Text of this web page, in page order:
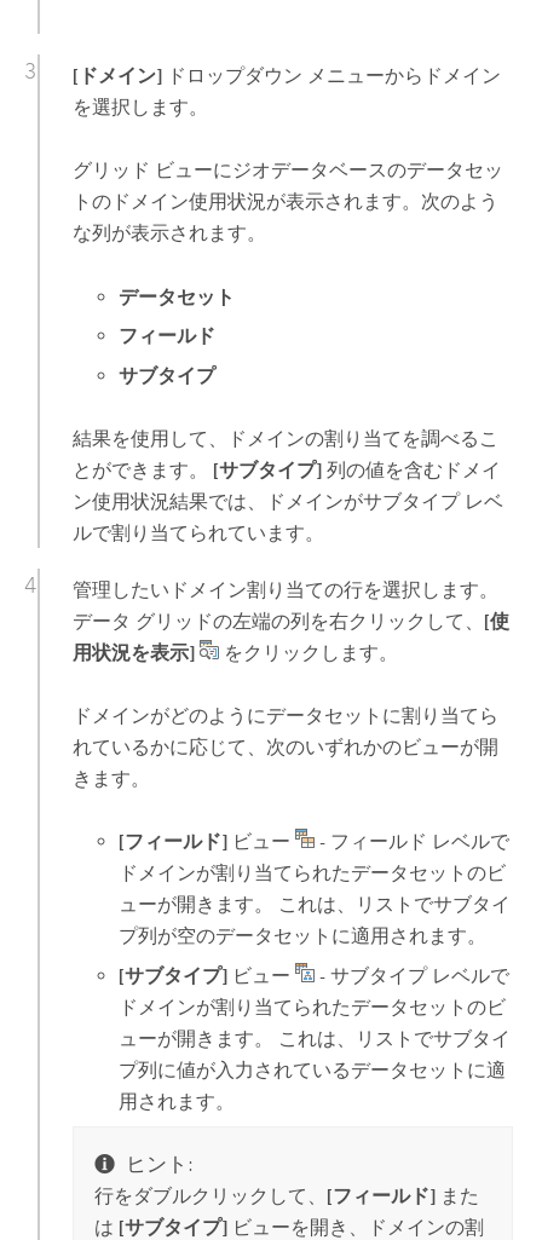
[ドメイン]ドロップダウン メニューからドメイン
を選択します。
グリッド ビューにジオデータベースのデータセッ
トのドメイン使用状況が表示されます。次のよう
な列が表示されます。
データセット
フィールド
サブタイプ
結果を使用して、ドメインの割り当てを調べるこ
とができます。 [サブタイプ]列の値を含むドメイ
ン使用状況結果では、ドメインがサブタイプ レベ
ルで割り当てられています。
管理したいドメイン割り当ての行を選択します。
データ グリッドの左端の列を右クリックして、 [使
用状況を表示]
をクリックします。
ドメインがどのようにデータセットに割り当てら
れているかに応じて、次のいずれかのビューが開
きます。
[フィールド] ビュー
- フィールド レベルで
ドメインが割り当てられたデータセットのビ
ューが開きます。 これは、リストでサブタイ
プ列が空のデータセットに適用されます。
[サブタイプ] ビュー
- サブタイプ レベルで
ドメインが割り当てられたデータセットのビ
ューが開きます。 これは、リストでサブタイ
プ列に値が入力されているデータセットに適
用されます。
ヒント:
行をダブルクリックして、 [フィールド]また
は [サブタイプ]ビューを開き、ドメインの割